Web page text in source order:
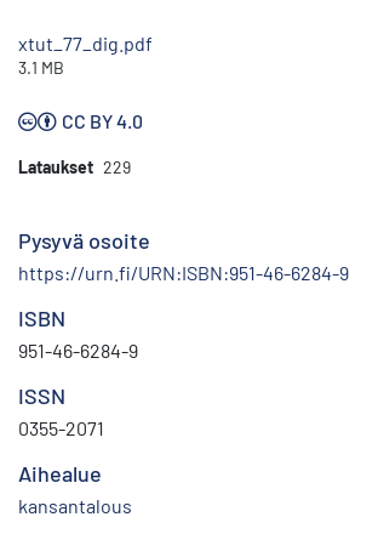
xtut_77_dig.pdf
3.1 MB
CC BY 4.0
Lataukset 229
Pysyvä osoite
https://urn.fi/URN:ISBN:951-46-6284-9
ISBN
951-46-6284-9
ISSN
0355-2071
Aihealue
kansantalous